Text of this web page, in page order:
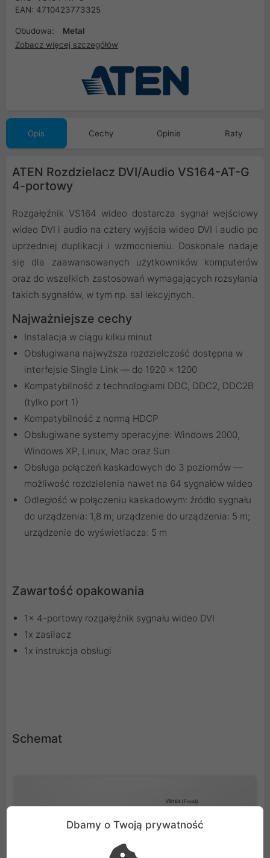
EAN: 4710423773325
Obudowa:
Metal
Zobacz więcej szczegółów
Opis Cechy Opinie Raty
ATEN Rozdzielacz DVI/Audio VS164-AT-G
4-portowy
Rozgałęźnik VS164 wideo dostarcza sygnał wejściowy
wideo DVI i audio na cztery wyjścia wideo DVI i audio po
uprzedniej duplikacji i wzmocnieniu. Doskonale nadaje
się dla zaawansowanych użytkowników komputerów
oraz do wszelkich zastosowań wymagających rozsyłania
takich sygnałów, w tym np. sal lekcyjnych.
Najważniejsze cechy
Instalacja w ciągu kilku minut
Obsługiwana najwyższa rozdzielczość dostępna w
interfejsie Single Link — do 1920 x 1200
Kompatybilność z technologiami DDC, DDC2, DDC2B
(tylko port 1)
Kompatybilność z normą HDCP
Obsługiwane systemy operacyjne: Windows 2000,
Windows XP, Linux, Mac oraz Sun
Obsługa połączeń kaskadowych do 3 poziomów —
możliwość rozdzielenia nawet na 64 sygnałów wideo
Odległość w połączeniu kaskadowym: źródło sygnału
do urządzenia: 1,8 m; urządzenie do urządzenia: 5 m;
urządzenie do wyświetlacza: 5 m
Zawartość opakowania
1x 4-portowy rozgałęźnik sygnału wideo DVI
1x zasilacz
1x instrukcja obsługi
Schemat
Dbamy o Twoją prywatność